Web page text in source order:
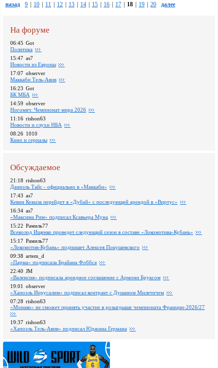
назад 9 10 11 12 13 14 15 16 17 18 19 20 далее
На форуме
06:45 Got
Политика
15:47 as7
Новости из Европы
17:07 observer
Маккаби Тель-Авив
16:23 Got
БК МБА
14:59 observer
Ногомяч: Чемпионат мира 2026
11:16 rishon63
Новости и слухи НБА
08:26 1010
Кино и сериалы
Обсуждаемое
21:18 rishon63
Даниэль Тайс - официально в «Маккаби»
17:43 as7
Кевин Кокила перейдет в «Дубай» с последующей арендой в «Виртус»
16:34 as7
«Максима Рим» подписал Ксавьера Муна
15:22 Рамиль77
Всеволод Ищенко проведет следующий сезон в составе «Локомотива-Кубань»
15:17 Рамиль77
«Локомотив-Кубань» подпишет Алексея Покушевского
09:38 artem_d
«Парма» подписала Брайана Фоббса
22:40 JM
«Валенсия» подписала арендное соглашение с Армони Бруксом
19:01 observer
«Хапоэль Иерусалим» подписал контракт с Душаном Милетичем
07:28 rishon63
«Монако» не сможет принять участие в розыгрыше чемпионата Франции-2026/27
19:37 rishon63
«Хапоэль Тель-Авив» подписал Юджина Германа